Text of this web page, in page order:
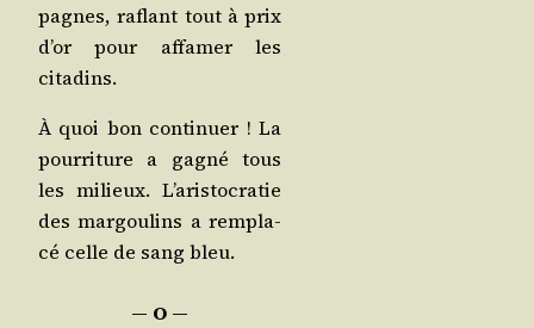
pagnes, raflant tout à prix
d’or pour affa­mer les
citadins.
À quoi bon conti­nuer ! La
pour­ri­ture a gagné tous
les milieux. L’a­ris­to­cra­tie
des mar­gou­lins a rem­pla­
cé celle de sang bleu.
― O ―